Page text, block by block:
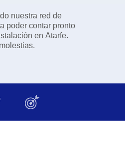
nuestra red de
en Atarfe.